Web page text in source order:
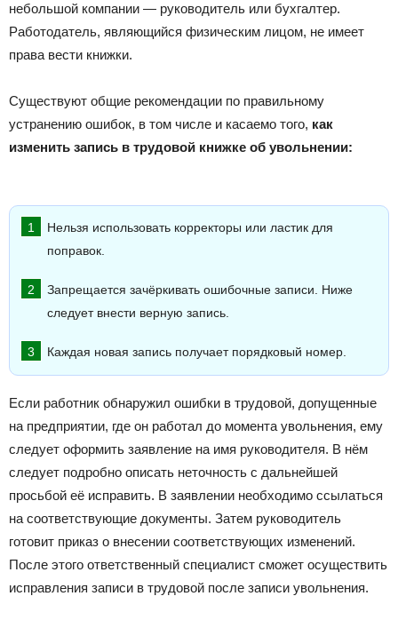
небольшой компании — руководитель или бухгалтер.
Работодатель, являющийся физическим лицом, не имеет
права вести книжки.
Существуют общие рекомендации по правильному
устранению ошибок, в том числе и касаемо того, как
изменить запись в трудовой книжке об увольнении:
Нельзя использовать корректоры или ластик для
поправок.
Запрещается зачёркивать ошибочные записи. Ниже
следует внести верную запись.
Каждая новая запись получает порядковый номер.
Если работник обнаружил ошибки в трудовой, допущенные
на предприятии, где он работал до момента увольнения, ему
следует оформить заявление на имя руководителя. В нём
следует подробно описать неточность с дальнейшей
просьбой её исправить. В заявлении необходимо ссылаться
на соответствующие документы. Затем руководитель
готовит приказ о внесении соответствующих изменений.
После этого ответственный специалист сможет осуществить
исправления записи в трудовой после записи увольнения.